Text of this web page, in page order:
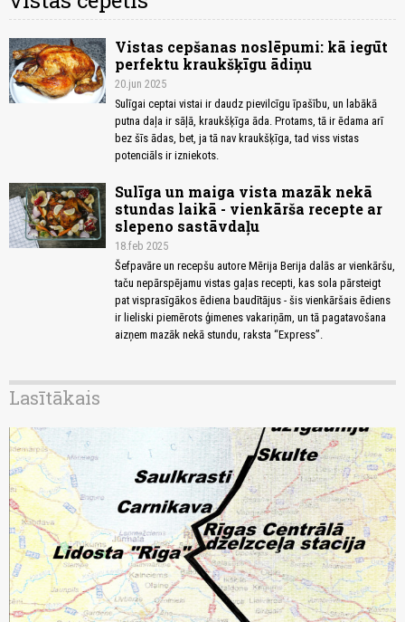
Vistas cepšanas noslēpumi: kā iegūt
perfektu kraukšķīgu ādiņu
20.jun 2025
Sulīgai ceptai vistai ir daudz pievilcīgu īpašību, un labākā
putna daļa ir sāļā, kraukšķīga āda. Protams, tā ir ēdama arī
bez šīs ādas, bet, ja tā nav kraukšķīga, tad viss vistas
potenciāls ir izniekots.
Sulīga un maiga vista mazāk nekā
stundas laikā - vienkārša recepte ar
slepeno sastāvdaļu
18.feb 2025
Šefpavāre un recepšu autore Mērija Berija dalās ar vienkāršu,
taču nepārspējamu vistas gaļas recepti, kas sola pārsteigt
pat visprasīgākos ēdiena baudītājus - šis vienkāršais ēdiens
ir lieliski piemērots ģimenes vakariņām, un tā pagatavošana
aizņem mazāk nekā stundu, raksta “Express”.
Lasītākais